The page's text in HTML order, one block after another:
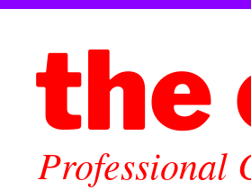
the
Professional